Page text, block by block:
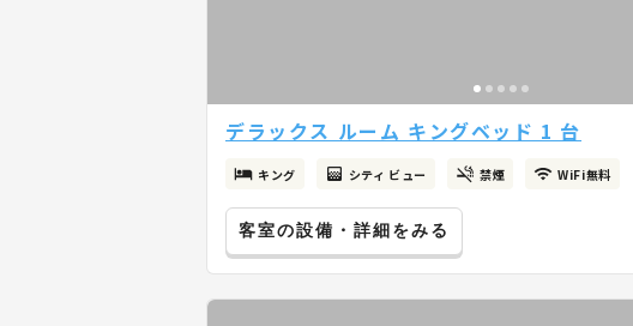
デラックス ルーム キングベッド 1 台
キング シティ ビュー 禁煙 WiFi無料
客室の設備・詳細をみる